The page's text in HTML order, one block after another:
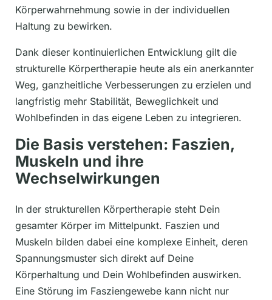
Körperwahrnehmung sowie in der individuellen
Haltung zu bewirken.
Dank dieser kontinuierlichen Entwicklung gilt die
strukturelle Körpertherapie heute als ein anerkannter
Weg, ganzheitliche Verbesserungen zu erzielen und
langfristig mehr Stabilität, Beweglichkeit und
Wohlbefinden in das eigene Leben zu integrieren.
Die Basis verstehen: Faszien,
Muskeln und ihre
Wechselwirkungen
In der strukturellen Körpertherapie steht Dein
gesamter Körper im Mittelpunkt. Faszien und
Muskeln bilden dabei eine komplexe Einheit, deren
Spannungsmuster sich direkt auf Deine
Körperhaltung und Dein Wohlbefinden auswirken.
Eine Störung im Fasziengewebe kann nicht nur